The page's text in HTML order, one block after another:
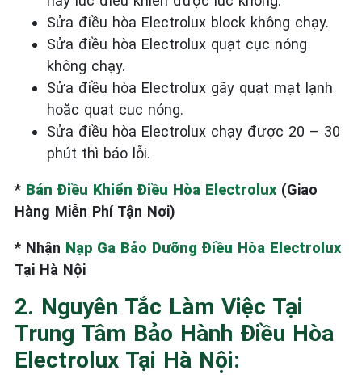
Sửa điều hòa Electrolux block không chạy.
Sửa điều hòa Electrolux quạt cục nóng
không chạy.
Sửa điều hòa Electrolux gãy quạt mạt lạnh
hoặc quạt cục nóng.
Sửa điều hòa Electrolux chạy được 20 – 30
phút thì báo lỗi.
* Bán Điều Khiển Điều Hòa Electrolux (Giao
Hàng Miễn Phí Tận Nơi)
* Nhận Nạp Ga Bảo Dưỡng Điều Hòa Electrolux
Tại Hà Nội
2. Nguyên Tắc Làm Việc Tại
Trung Tâm Bảo Hành Điều Hòa
Electrolux Tại Hà Nội: